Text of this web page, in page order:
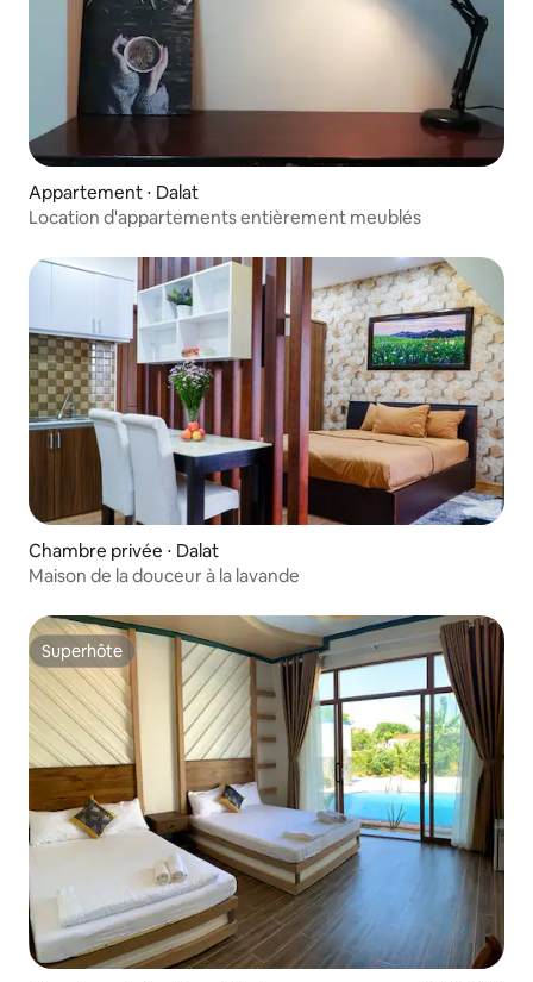
Appartement ⋅ Dalat
Location d'appartements entièrement meublés
Chambre privée ⋅ Dalat
Maison de la douceur à la lavande
Superhôte
Superhôte